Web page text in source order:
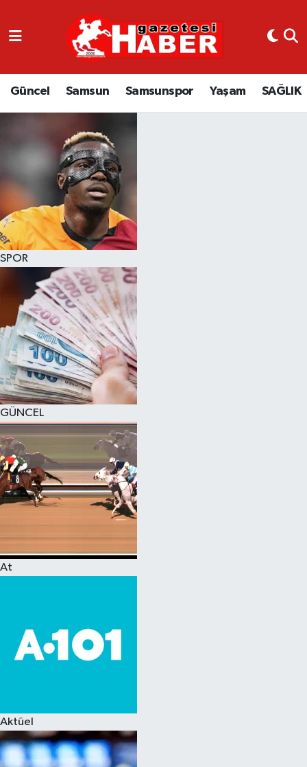
Güncel Samsun Samsunspor Yaşam SAĞLIK
SPOR
GÜNCEL
At
Aktüel
GÜNCEL
SAMSUN
EKONOMİ
YAŞAM